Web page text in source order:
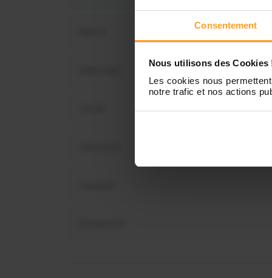
Consentement
Nous utilisons des Cookies
Les cookies nous
notre trafic et nos actions
Vous